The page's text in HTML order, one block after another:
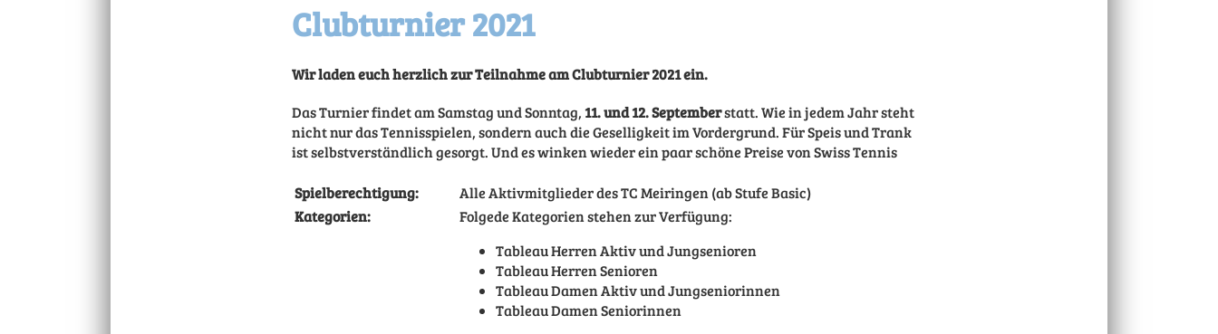
Clubturnier 2021
Wir laden euch herzlich zur Teilnahme am Clubturnier 2021 ein.
Das Turnier findet am Samstag und Sonntag,11. und 12. Septemberstatt. Wie in jedem Jahr steht
nicht nur das Tennisspielen, sondern auch die Geselligkeit im Vordergrund. Für Speis und Trank
ist selbstverständlich gesorgt. Und es winken wieder ein paar schöne Preise von Swiss Tennis
Spielberechtigung:
Alle Aktivmitglieder des TC Meiringen (ab Stufe Basic)
Kategorien:
Folgede Kategorien stehen zur Verfügung:
Tableau Herren Aktiv und Jungsenioren
Tableau Herren Senioren
Tableau Damen Aktiv und Jungseniorinnen
Tableau Damen Seniorinnen